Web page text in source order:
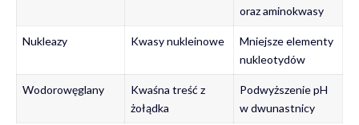
oraz aminokwasy
Nukleazy Kwasy nukleinowe
Mniejsze elementy
nukleotydów
Wodorowęglany
Kwaśna treść z
żołądka
Podwyższenie pH
w dwunastnicy